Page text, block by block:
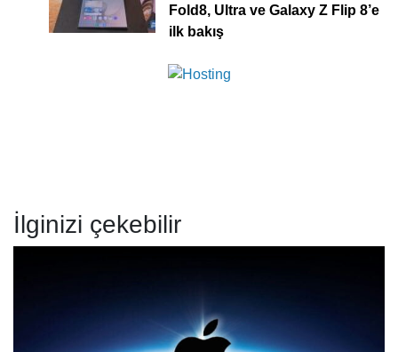
Fold8, Ultra ve Galaxy Z Flip 8’e
ilk bakış
İlginizi çekebilir